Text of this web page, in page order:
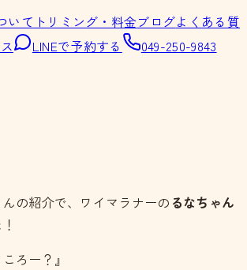
いて トリミング・料金ブログよくある質
LINEで予約する 049-250-9843
の紹介で、ワイマラナーの るなちゃん
ろー？』